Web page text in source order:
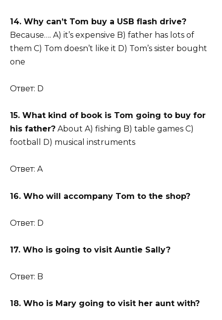
14. Why can’t Tom buy a USB flash drive?
Because…. A) it’s expensive B) father has lots of
them C) Tom doesn’t like it D) Tom’s sister bought
one
Ответ: D
15. What kind of book is Tom going to buy for
his father? About A) fishing B) table games C)
football D) musical instruments
Ответ: A
16. Who will accompany Tom to the shop?
Ответ: D
17. Who is going to visit Auntie Sally?
Ответ: B
18. Who is Mary going to visit her aunt with?